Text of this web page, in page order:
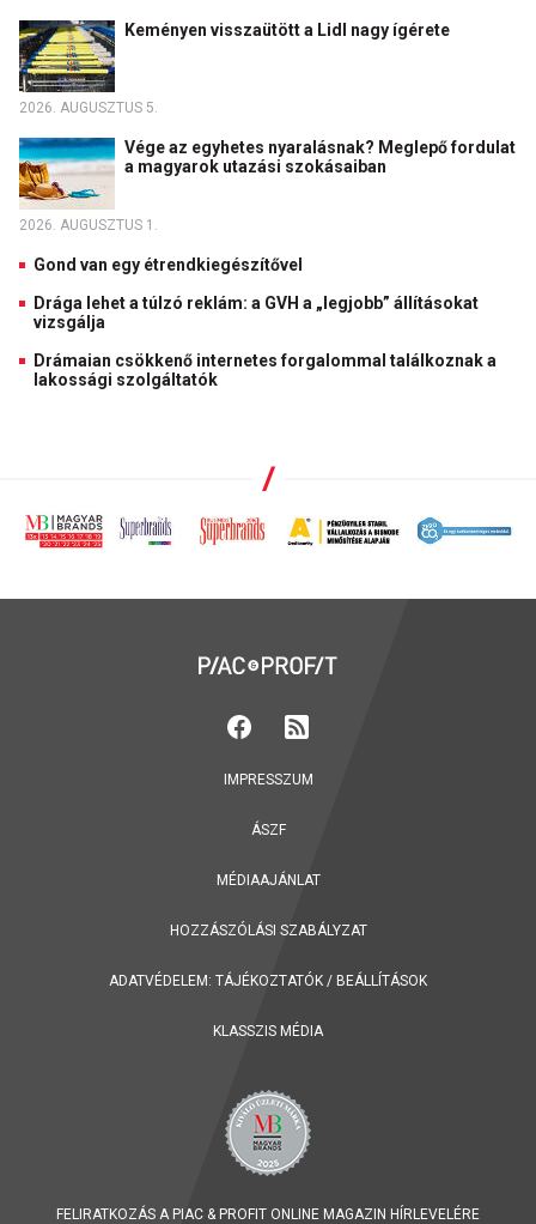
Keményen visszaütött a Lidl nagy ígérete
2026. AUGUSZTUS 5.
Vége az egyhetes nyaralásnak? Meglepő fordulat
a magyarok utazási szokásaiban
2026. AUGUSZTUS 1.
Gond van egy étrendkiegészítővel
Drága lehet a túlzó reklám: a GVH a „legjobb” állításokat
vizsgálja
Drámaian csökkenő internetes forgalommal találkoznak a
lakossági szolgáltatók
IMPRESSZUM
ÁSZF
MÉDIAAJÁNLAT
HOZZÁSZÓLÁSI SZABÁLYZAT
ADATVÉDELEM: TÁJÉKOZTATÓK / BEÁLLÍTÁSOK
KLASSZIS MÉDIA
FELIRATKOZÁS A PIAC & PROFIT ONLINE MAGAZIN HÍRLEVELÉRE